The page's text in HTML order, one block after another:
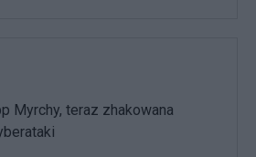
Myrchy, teraz zhakowana